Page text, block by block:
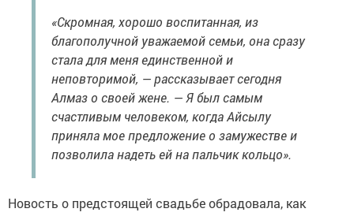
«Скромная, хорошо воспитанная, из
благополучной уважаемой семьи, она сразу
стала для меня единственной и
неповторимой, — рассказывает сегодня
Алмаз о своей жене. — Я был самым
счастливым человеком, когда Айсылу
приняла мое предложение о замужестве и
позволила надеть ей на пальчик кольцо».
Новость о предстоящей свадьбе обрадовала, как